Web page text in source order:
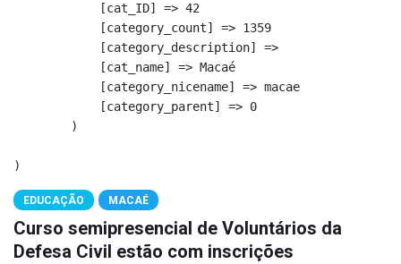
            [cat_ID] => 42
            [category_count] => 1359
            [category_description] =>
            [cat_name] => Macaé
            [category_nicename] => macae
            [category_parent] => 0
        )
EDUCAÇÃO MACAÉ
Curso semipresencial de Voluntários da
Defesa Civil estão com inscrições